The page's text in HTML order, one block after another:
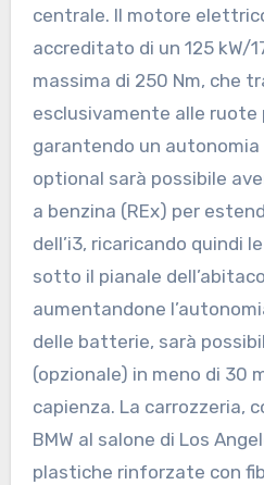
centrale. Il motore
accreditato di un 125 kW/
massima di 250 Nm, che
esclusivamente alle ruote
garantendo un autonomia
optional sarà possibile
a benzina (REx) per
dell’i3, ricaricando quindi
sotto il pianale
aumentandone
delle batterie, sarà
(opzionale) in meno di 30
capienza. La carrozzeria,
BMW al salone di Los
plastiche rinforzate con